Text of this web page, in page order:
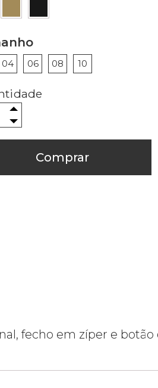
04 06 08 10
Comprar
fecho em zíper e botão